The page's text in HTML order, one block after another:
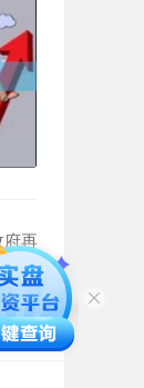
府再
逐梦